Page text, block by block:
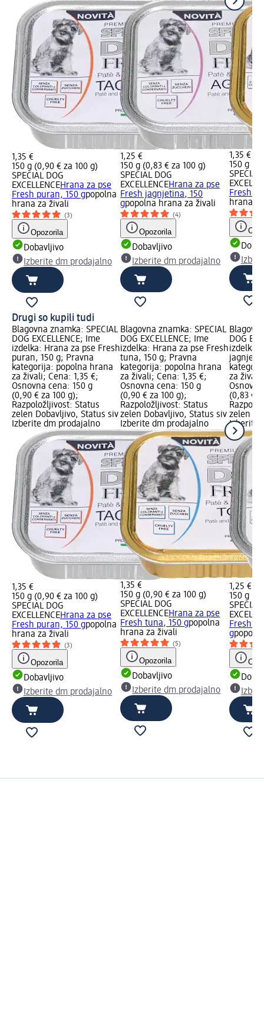
1,35 €
150 g (0,90 € za 100 g)
SPECIAL DOG
EXCELLENCEHrana za pse
Fresh puran, 150 gpopolna
hrana za živali
(3)
Opozorila
Dobavljivo
Izberite dm prodajalno
1,25 €
150 g (0,83 € za 100 g)
SPECIAL DOG
EXCELLENCEHrana za pse
Fresh jagnjetina, 150
gpopolna hrana za živali
(4)
Opozorila
Dobavljivo
Izberite dm prodajalno
1,35 €
150 g
SPECIAL
Fresh
hrana
Drugi so kupili tudi
Blagovna znamka: SPECIAL
DOG EXCELLENCE; Ime
izdelka: Hrana za pse Fresh
puran, 150 g; Pravna
kategorija: popolna hrana
za živali; Cena: 1,35 €;
Osnovna cena: 150 g
(0,90 € za 100 g);
Razpoložljivost: Status
zelen Dobavljivo, Status siv
Izberite dm prodajalno
1,35 €
150 g (0,90 € za 100 g)
SPECIAL DOG
EXCELLENCEHrana za pse
Fresh puran, 150 gpopolna
hrana za živali
(3)
Opozorila
Dobavljivo
Izberite dm prodajalno
Blagovna znamka: SPECIAL
DOG EXCELLENCE; Ime
izdelka: Hrana za pse Fresh
tuna, 150 g; Pravna
kategorija: popolna hrana
za živali; Cena: 1,35 €;
Osnovna cena: 150 g
(0,90 € za 100 g);
Razpoložljivost: Status
zelen Dobavljivo, Status siv
Izberite dm prodajalno
1,35 €
150 g (0,90 € za 100 g)
SPECIAL DOG
EXCELLENCEHrana za pse
Fresh tuna, 150 gpopolna
hrana za živali
(5)
Opozorila
Dobavljivo
Izberite dm prodajalno
DOG
izdelka:
za
(0,83 €
zelen
Izberite
1,25 €
150 g
SPECIAL
Fresh
g